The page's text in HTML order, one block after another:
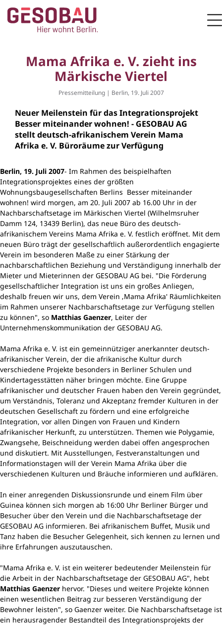
ZUM HAUPTINHALT SPRINGEN
Zur Startseite
Mama Afrika e. V. zieht ins
Märkische Viertel
Pressemitteilung | Berlin, 19. Juli 2007
Neuer Meilenstein für das Integrationsprojekt
Besser miteinander wohnen! - GESOBAU AG
stellt deutsch-afrikanischem Verein Mama
Afrika e. V. Büroräume zur Verfügung
Berlin, 19. Juli 2007- Im Rahmen des beispielhaften
Integrationsprojektes eines der größten
Wohnungsbaugesellschaften Berlins Besser miteinander
wohnen! wird morgen, am 20. Juli 2007 ab 16.00 Uhr in der
Nachbarschaftsetage im Märkischen Viertel (Wilhelmsruher
Damm 124, 13439 Berlin), das neue Büro des deutsch-
afrikanischem Vereins Mama Afrika e. V. festlich eröffnet. Mit dem
neuen Büro trägt der gesellschaftlich außerordentlich engagierte
Verein im besonderen Maße zu einer Stärkung der
nachbarschaftlichen Beziehung und Verständigung innerhalb der
Mieter und Mieterinnen der GESOBAU AG bei. "Die Förderung
gesellschaftlicher Integration ist uns ein großes Anliegen,
deshalb freuen wir uns, dem Verein ‚Mama Afrika' Räumlichkeiten
im Rahmen unserer Nachbarschaftsetage zur Verfügung stellen
zu können", so Matthias Gaenzer, Leiter der
Unternehmenskommunikation der GESOBAU AG.
Mama Afrika e. V. ist ein gemeinnütziger anerkannter deutsch-
afrikanischer Verein, der die afrikanische Kultur durch
verschiedene Projekte besonders in Berliner Schulen und
Kindertagesstätten näher bringen möchte. Eine Gruppe
afrikanischer und deutscher Frauen haben den Verein gegründet,
um Verständnis, Toleranz und Akzeptanz fremder Kulturen in der
deutschen Gesellschaft zu fördern und eine erfolgreiche
Integration, vor allen Dingen von Frauen und Kindern
afrikanischer Herkunft, zu unterstützen. Themen wie Polygamie,
Zwangsehe, Beischneidung werden dabei offen angesprochen
und diskutiert. Mit Ausstellungen, Festveranstaltungen und
Informationstagen will der Verein Mama Afrika über die
verschiedenen Kulturen und Bräuche informieren und aufklären.
In einer anregenden Diskussionsrunde und einem Film über
Guinea können sich morgen ab 16:00 Uhr Berliner Bürger und
Besucher über den Verein und die Nachbarschaftsetage der
GESOBAU AG informieren. Bei afrikanischem Buffet, Musik und
Tanz haben die Besucher Gelegenheit, sich kennen zu lernen und
ihre Erfahrungen auszutauschen.
"Mama Afrika e. V. ist ein weiterer bedeutender Meilenstein für
die Arbeit in der Nachbarschaftsetage der GESOBAU AG", hebt
Matthias Gaenzer hervor. "Dieses und weitere Projekte können
einen wesentlichen Beitrag zur besseren Verständigung der
Bewohner leisten", so Gaenzer weiter. Die Nachbarschaftsetage ist
ein herausragender Bestandteil des Integrationsprojekts der